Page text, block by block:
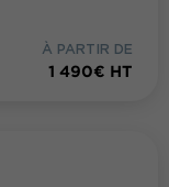
À PARTIR DE
1 490€ HT